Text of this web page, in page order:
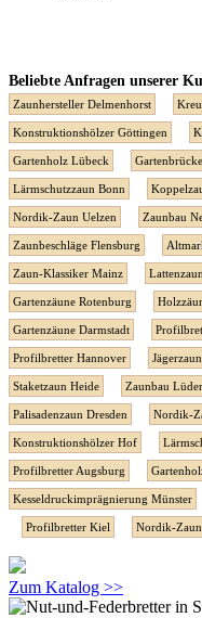
Beliebte Anfragen unserer
Zaunhersteller Delmenhorst
Konstruktionshölzer Göttingen
Gartenholz Lübeck
Lärmschutzzaun Bonn
Nordik-Zaun Uelzen Zaunbau
Zaunbeschläge Flensburg
Zaun-Klassiker Mainz
Gartenzäune Rotenburg
Gartenzäune Darmstadt
Profilbretter Hannover
Staketzaun Heide Zaunbau
Palisadenzaun Dresden Nordik-
Konstruktionshölzer Hof
Profilbretter Augsburg
Kesseldruckimprägnierung Münster
Profilbretter Kiel Nordik-
Zum Katalog >>